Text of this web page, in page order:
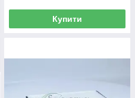
Купити